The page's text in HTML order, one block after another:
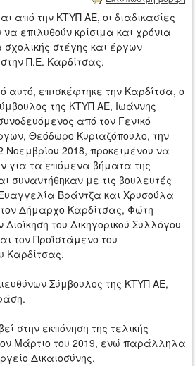
από την ΚΤΥΠ ΑΕ, οι διαδικασίες
να επιλυθούν κρίσιμα και χρόνια
στέγης και έργων
Π.Ε. Καρδίτσας.
αυτό, επισκέφτηκε την Καρδίτσα, ο
της ΚΤΥΠ ΑΕ, Ιωάννης
από τον Γενικό
Θεόδωρο Κυριαζόπουλο, την
2018, προκειμένου να
για τα επόμενα βήματα της
συναντήθηκαν με τις βουλευτές
Βράντζα και Χρυσούλα
Δήμαρχο Καρδίτσας, Φώτη
του Δικηγορικού Συλλόγου
τον Προϊστάμενο του
Καρδίτσας.
Σύμβουλος της ΚΤΥΠ ΑΕ,
στην εκπόνηση της τελικής
Μάρτιο του 2019, ενώ παράλληλα
Δικαιοσύνης.